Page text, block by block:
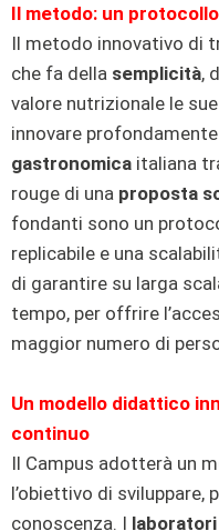
Il metodo: un
Il metodo innovativo di
che fa della semplicità,
valore nutrizionale le
innovare
gastronomica italiana
rouge di una proposta
fondanti sono un
replicabile e una
di garantire su larga
tempo, per offrire
maggior numero di
Un modello didattico
continuo
Il Campus adotterà un
l’obiettivo di sviluppare,
conoscenza. I